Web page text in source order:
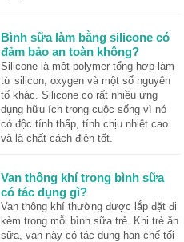
Bình sữa làm bằng silicone có
đảm bảo an toàn không?
Silicone là một polymer tổng hợp làm
từ silicon, oxygen và một số nguyên
tố khác. Silicone có rất nhiều ứng
dụng hữu ích trong cuộc sống vì nó
có độc tính thấp, tính chịu nhiệt cao
và là chất cách điện tốt.
Van thông khí trong bình sữa
có tác dụng gì?
Van thông khí thường được lắp đặt đi
kèm trong mỗi bình sữa trẻ. Khi trẻ ăn
sữa, van này có tác dụng hạn chế tối